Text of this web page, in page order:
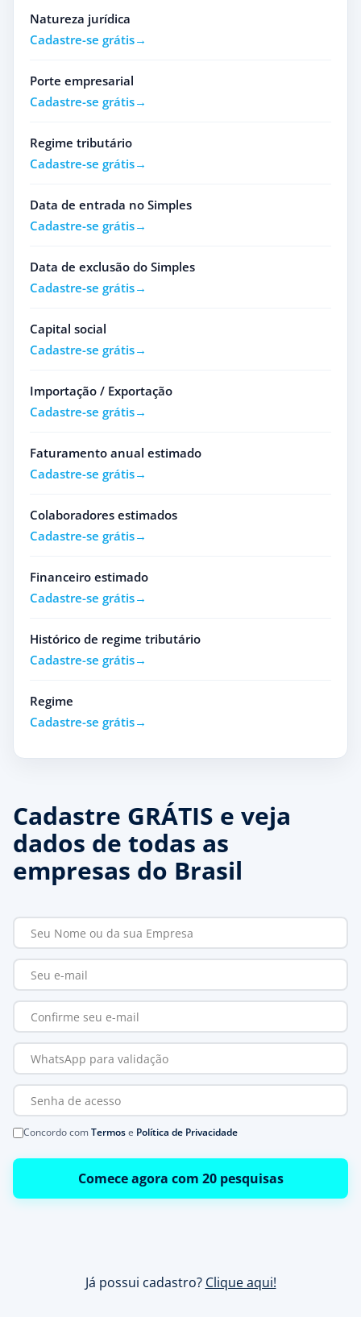
Natureza jurídica
Cadastre-se grátis
Porte empresarial
Cadastre-se grátis
Regime tributário
Cadastre-se grátis
Data de entrada no Simples
Cadastre-se grátis
Data de exclusão do Simples
Cadastre-se grátis
Capital social
Cadastre-se grátis
Importação / Exportação
Cadastre-se grátis
Faturamento anual estimado
Cadastre-se grátis
Colaboradores estimados
Cadastre-se grátis
Financeiro estimado
Cadastre-se grátis
Histórico de regime tributário
Cadastre-se grátis
Regime
Cadastre-se grátis
Cadastre GRÁTIS e veja
dados de todas as
empresas do Brasil
Concordo comTermose Política de Privacidade
Comece agora com 20 pesquisas
Já possui cadastro? Clique aqui!